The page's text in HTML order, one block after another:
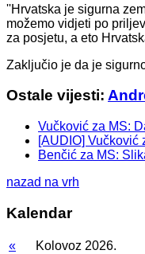
''Hrvatska je sigurna
možemo vidjeti po
za posjetu, a eto
Zaključio je da je
Ostale vijesti:
Vučković za MS:
[AUDIO] Vučković
Benčić za MS:
nazad na vrh
Kalendar
« Kolovoz 2026.